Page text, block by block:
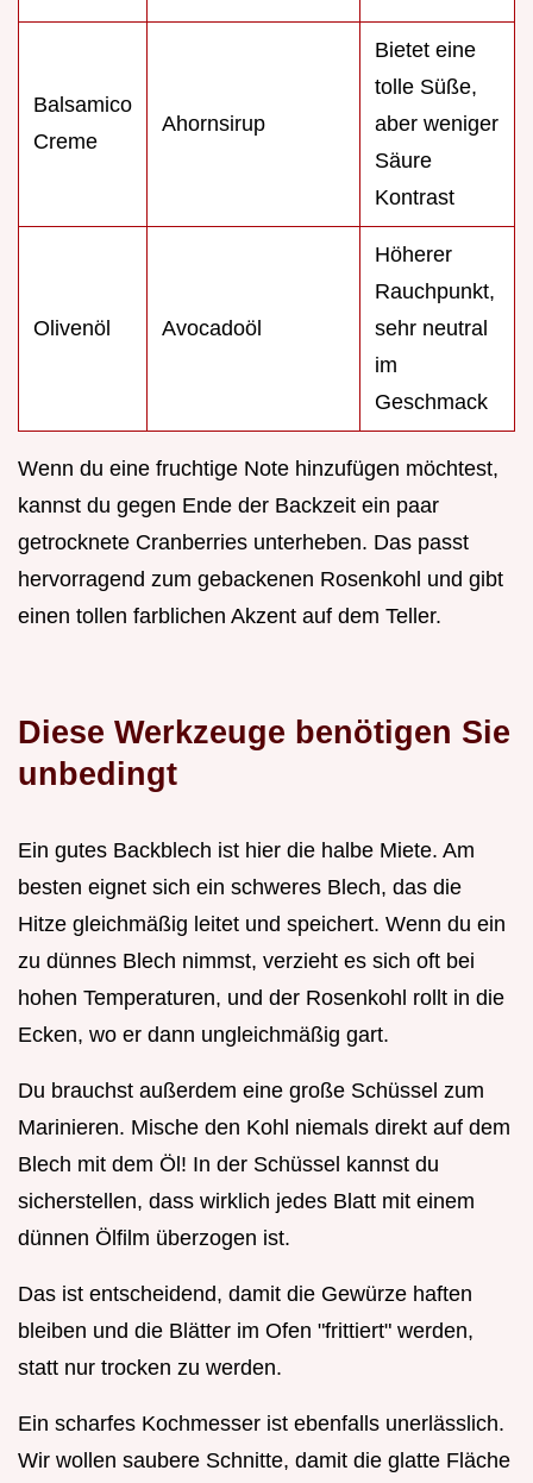
Balsamico
Creme
Ahornsirup
Bietet eine
tolle Süße,
aber weniger
Säure
Kontrast
Olivenöl Avocadoöl
Höherer
Rauchpunkt,
sehr neutral
im
Geschmack
Wenn du eine fruchtige Note hinzufügen möchtest,
kannst du gegen Ende der Backzeit ein paar
getrocknete Cranberries unterheben. Das passt
hervorragend zum gebackenen Rosenkohl und gibt
einen tollen farblichen Akzent auf dem Teller.
Diese Werkzeuge benötigen Sie
unbedingt
Ein gutes Backblech ist hier die halbe Miete. Am
besten eignet sich ein schweres Blech, das die
Hitze gleichmäßig leitet und speichert. Wenn du ein
zu dünnes Blech nimmst, verzieht es sich oft bei
hohen Temperaturen, und der Rosenkohl rollt in die
Ecken, wo er dann ungleichmäßig gart.
Du brauchst außerdem eine große Schüssel zum
Marinieren. Mische den Kohl niemals direkt auf dem
Blech mit dem Öl! In der Schüssel kannst du
sicherstellen, dass wirklich jedes Blatt mit einem
dünnen Ölfilm überzogen ist.
Das ist entscheidend, damit die Gewürze haften
bleiben und die Blätter im Ofen "frittiert" werden,
statt nur trocken zu werden.
Ein scharfes Kochmesser ist ebenfalls unerlässlich.
Wir wollen saubere Schnitte, damit die glatte Fläche